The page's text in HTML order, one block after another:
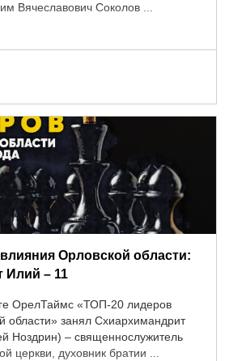
Вячеславович Соколов ...
Орловской области:
Илий – 11
ОрелТаймс «ТОП-20 лидеров
области» занял Схиархимандрит
Ноздрин) – священнослужитель
церкви, духовник братии ...